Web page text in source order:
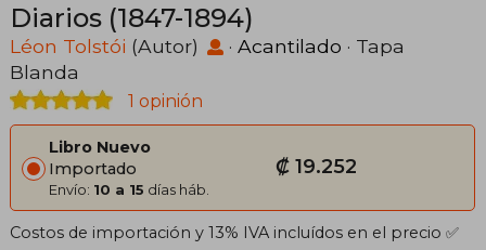
Diarios (1847-1894)
Léon Tolstói (Autor) · Acantilado · Tapa
Blanda
1 opinión
Libro Nuevo
Importado
Envío: 10 a 15 días háb.
₡ 19.252
Costos de importación y 13% IVA incluídos en el precio ✅